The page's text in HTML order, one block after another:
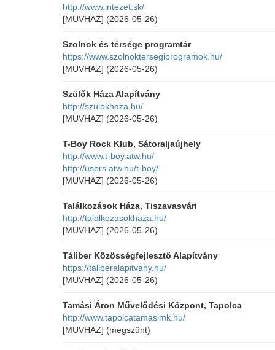
http://www.intezet.sk/
[MUVHAZ] (2026-05-26)
Szolnok és térsége programtár
https://www.szolnoktersegiprogramok.hu/
[MUVHAZ] (2026-05-26)
Szülők Háza Alapítvány
http://szulokhaza.hu/
[MUVHAZ] (2026-05-26)
T-Boy Rock Klub, Sátoraljaújhely
http://www.t-boy.atw.hu/
http://users.atw.hu/t-boy/
[MUVHAZ] (2026-05-26)
Találkozások Háza, Tiszavasvári
http://talalkozasokhaza.hu/
[MUVHAZ] (2026-05-26)
Táliber Közösségfejlesztő Alapítvány
https://taliberalapitvany.hu/
[MUVHAZ] (2026-05-26)
Tamási Áron Művelődési Központ, Tapolca
http://www.tapolcatamasimk.hu/
[MUVHAZ] (megszűnt)